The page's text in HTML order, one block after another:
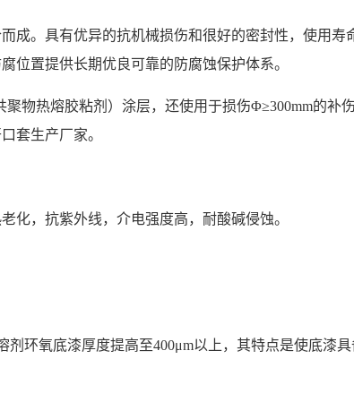
成。具有优异的抗机械损伤和很好的密封性，使用寿
位置提供长期优良可靠的防腐蚀保护体系。
物热熔胶粘剂）涂层，还使用于损伤Φ≥300mm的补
套生产厂家。
化，抗紫外线，介电强度高，耐酸碱侵蚀。
环氧底漆厚度提高至400μm以上，其特点是使底漆